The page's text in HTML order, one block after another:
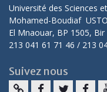
Université des Sciences
Mohamed-Boudiaf
El Mnaouar, BP 1505,
213 041 61 71 46 / 213
Suivez nous